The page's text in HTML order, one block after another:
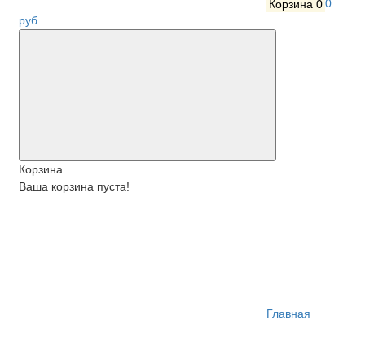
Корзина 00
руб.
Корзина
Ваша корзина пуста!
Главная